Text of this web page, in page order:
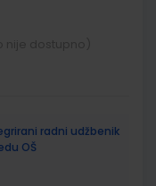
radni udžbenik
OŠ